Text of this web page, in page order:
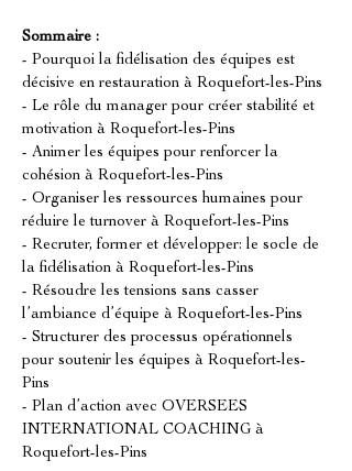
Sommaire :
- Pourquoi la fidélisation des équipes est
décisive en restauration à Roquefort-les-Pins
- Le rôle du manager pour créer stabilité et
motivation à Roquefort-les-Pins
- Animer les équipes pour renforcer la
cohésion à Roquefort-les-Pins
- Organiser les ressources humaines pour
réduire le turnover à Roquefort-les-Pins
- Recruter, former et développer: le socle de
la fidélisation à Roquefort-les-Pins
- Résoudre les tensions sans casser
l’ambiance d’équipe à Roquefort-les-Pins
- Structurer des processus opérationnels
pour soutenir les équipes à Roquefort-les-
Pins
- Plan d’action avec OVERSEES
INTERNATIONAL COACHING à
Roquefort-les-Pins